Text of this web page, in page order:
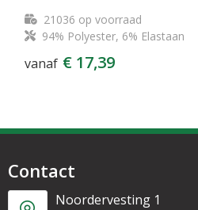
21036 op voorraad
94% Polyester, 6% Elastaan
vanaf € 17,39
Contact
Noordervesting 1